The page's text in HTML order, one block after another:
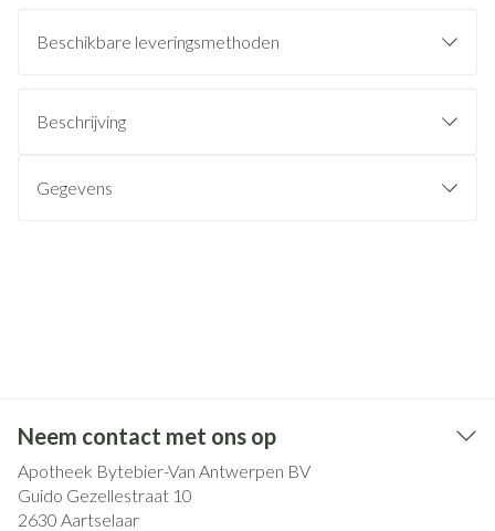
Beschikbare leveringsmethoden
Beschrijving
Gegevens
Neem contact met ons op
Apotheek Bytebier-Van Antwerpen BV
Guido Gezellestraat 10
2630 Aartselaar